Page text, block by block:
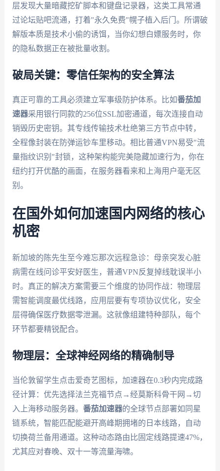
层发现大量暗藏挖矿脚本和键盘记录器，这类工具常通
过论坛贴吧流通，打着"永久免费"幌子植入后门。所谓破
解版本质是技术小偷的诱饵，当你幻想白嫖服务时，你
的隐私数据正在被批量收割。
破局关键：零信任架构的安全算法
真正可靠的工具必须建立军事级防护体系。比如番茄加
速器采用银行同款的256位SSL加密通道，每次连接自动
销毁历史密钥。其专线传输技术杜绝第三方节点中转，
全程像封装在防弹运钞车里移动。相比普通VPN易受"流
量指纹识别"封锁，这种架构能完美隐藏加速行为，你在
纽约打开优酷的画面，在服务器看来和上海用户毫无区
别。
在国外如何加速国内网络的核心
机密
新加坡的陈先生至今难忘那次远程急诊：母亲突发心脏
病需在线问诊平安好医生，普通VPN反复掉线耽误半小
时。真正的解决方案需要三个维度的协同作战：物理层
需智能调度最优线路，应用层要有专项协议优化，安全
层得确保医疗数据零泄漏。这就像组建特种部队，每个
环节都要精锐配合。
物理层：全球神经网络的精确制导
当伦敦留学生点击爱奇艺图标，加速器在0.3秒内完成路
径计算：优先选择法兰克福节点→经莫斯科骨干网→切
入上海移动服务器。 番茄加速器的全球节点部署如同星
链系统，智能匹配能避开高峰期拥堵的日本线路，自动
切换荷兰备用通道。这种动态路由比固定线路提速47%，
尤其应对春晚、双十一等流量海啸。